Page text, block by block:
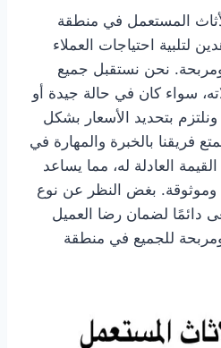
المستعمل في منطقة
لتلبية احتياجات العملاء
نحن نستقبل جميع
سواء كان في حالة جيدة أو
بتحديد الأسعار بشكل
فريقنا بالخبرة والمهارة في
العادلة له، مما يساعد
بغض النظر عن نوع
دائمًا لضمان رضا العميل
للجميع في منطقة